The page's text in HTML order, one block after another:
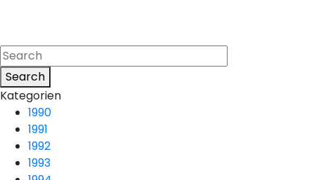
Search
Kategorien
1990
1991
1992
1993